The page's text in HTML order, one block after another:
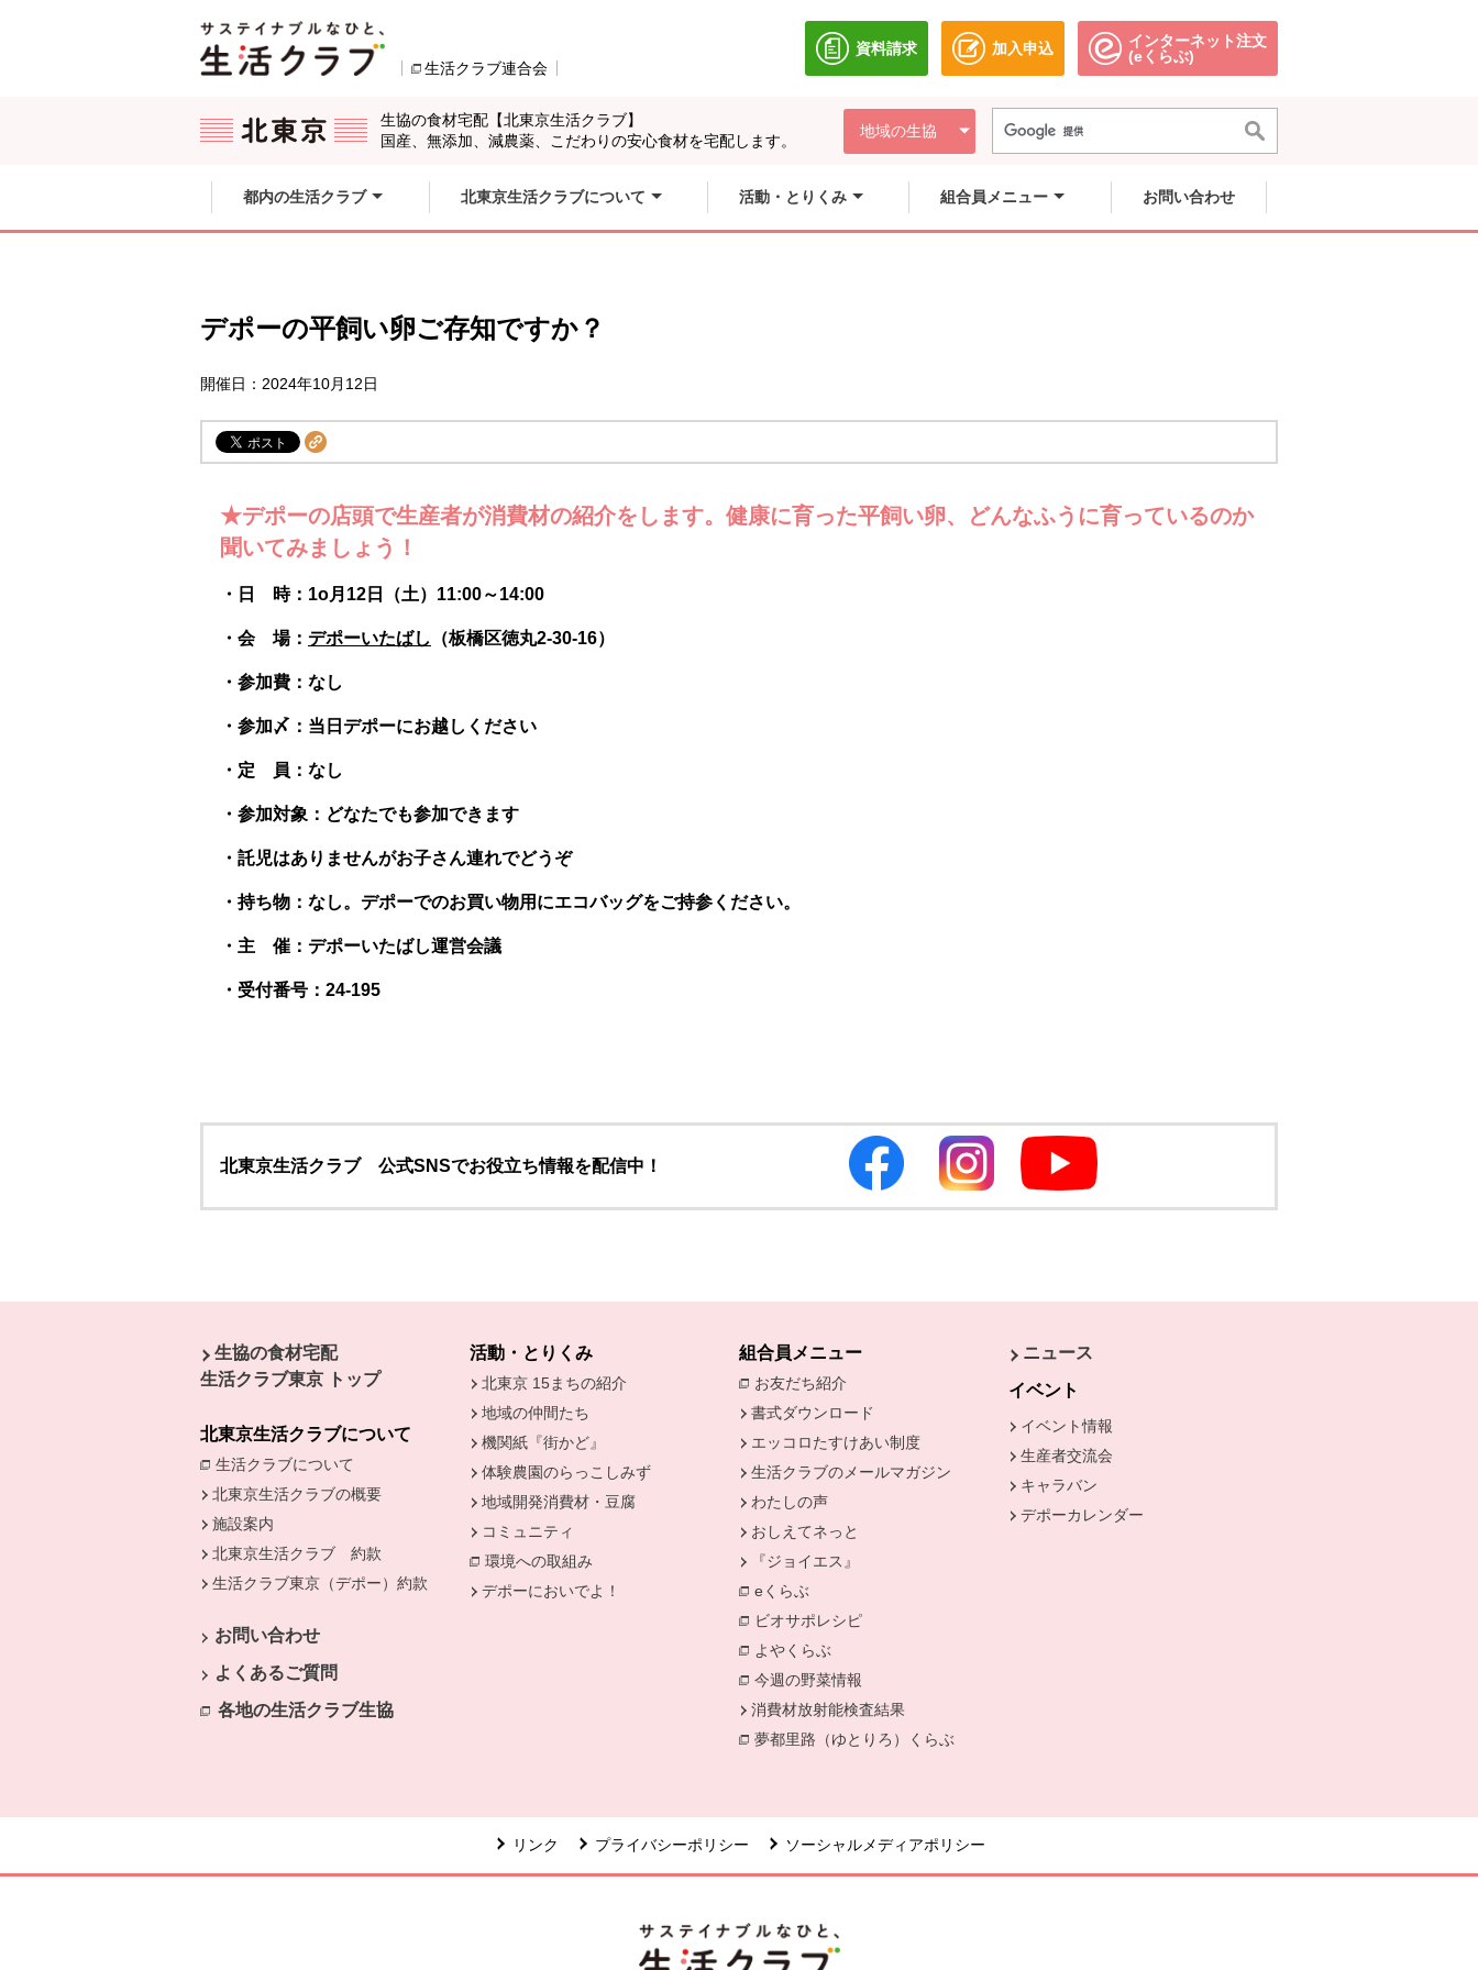
生活クラブ連合会
資料請求
別のウィンドウで開きます。
加入申込
別のウィンドウで開きます。
インターネット注文
(eくらぶ)別のウィンドウで開きます。
生協の食材宅配【北東京生活クラブ】
国産、無添加、減農薬、こだわりの安心食材を宅配します。
地域の生協
都内の生活クラブ 北東京生活クラブについて 活動・とりくみ 組合員メニュー お問い合わせ
デポーの平飼い卵ご存知ですか？
開催日：2024年10月12日
★デポーの店頭で生産者が消費材の紹介をします。健康に育った平飼い卵、どんなふうに育っているのか
聞いてみましょう！
・日 時：1o月12日（土）11:00～14:00
・会 場： デポーいたばし （板橋区徳丸2-30-16）
・参加費：なし
・参加〆：当日デポーにお越しください
・定 員：なし
・参加対象：どなたでも参加できます
・託児はありませんがお子さん連れでどうぞ
・持ち物：なし。デポーでのお買い物用にエコバッグをご持参ください。
・主 催：デポーいたばし運営会議
・受付番号：24-195
北東京生活クラブ 公式SNSでお役立ち情報を配信中！
生協の食材宅配
生活クラブ東京 トップ
北東京生活クラブについて
生活クラブについて
別のウィンドウで開きます。
北東京生活クラブの概要
施設案内
北東京生活クラブ 約款
生活クラブ東京（デポー）約款
別のウィンドウで開きます。
お問い合わせ
よくあるご質問
各地の生活クラブ生協
活動・とりくみ
北東京 15まちの紹介
地域の仲間たち
機関紙『街かど』
体験農園のらっこしみず
地域開発消費材・豆腐
コミュニティ
環境への取組み
別のウィンドウで開きます。
デポーにおいでよ！
組合員メニュー
お友だち紹介 別のウィンドウで開きます。
書式ダウンロード
エッコロたすけあい制度
生活クラブのメールマガジン
わたしの声
おしえてネっと
『ジョイエス』
eくらぶ
別のウィンドウで開きます。
ビオサポレシピ
よやくらぶ
今週の野菜情報
消費材放射能検査結果
夢都里路（ゆとりろ）くらぶ
ニュース
イベント
イベント情報
生産者交流会
キャラバン
デポーカレンダー
リンク プライバシーポリシー ソーシャルメディアポリシー